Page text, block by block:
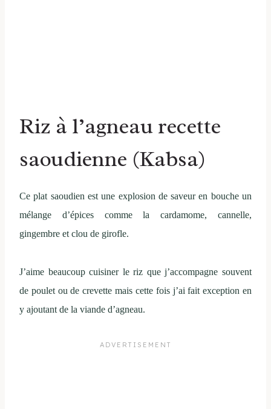
Riz à l’agneau recette
saoudienne (Kabsa)
Ce plat saoudien est une explosion de saveur en bouche un
mélange d’épices comme la cardamome, cannelle,
gingembre et clou de girofle.
J’aime beaucoup cuisiner le riz que j’accompagne souvent
de poulet ou de crevette mais cette fois j’ai fait exception en
y ajoutant de la viande d’agneau.